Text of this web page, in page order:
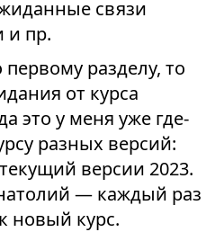
связи
и пр.
первому разделу, то
от курса
это у меня уже где-
разных версий:
версии 2023.
— каждый раз
новый курс.